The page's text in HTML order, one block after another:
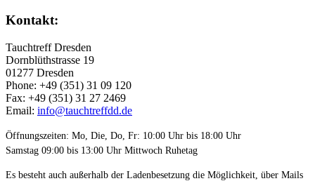
Kontakt:
Tauchtreff Dresden
Dorn­blüth­strasse 19
01277 Dres­den
Phone: +49 (351) 31 09 120
Fax: +49 (351) 31 27 2469
Email: info@tauchtreffdd.de
Öffnungszeiten: Mo, Die, Do, Fr: 10:00 Uhr bis 18:00 Uhr
Samstag 09:00 bis 13:00 Uhr Mittwoch Ruhetag
Es besteht auch außerhalb der Ladenbesetzung die Möglichkeit, über Mails